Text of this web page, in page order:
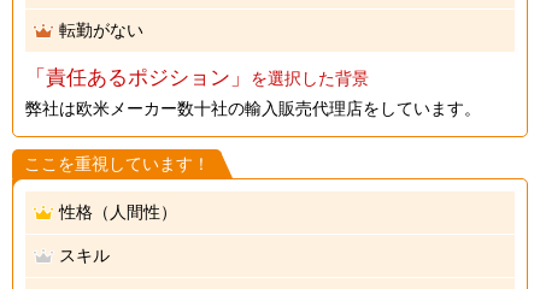
転勤がない
「責任あるポジション」
を選択した背景
弊社は欧米メーカー数十社の輸入販売代理店をしています。
ここを重視しています！
性格（人間性）
スキル